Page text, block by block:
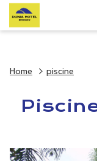
Home piscine